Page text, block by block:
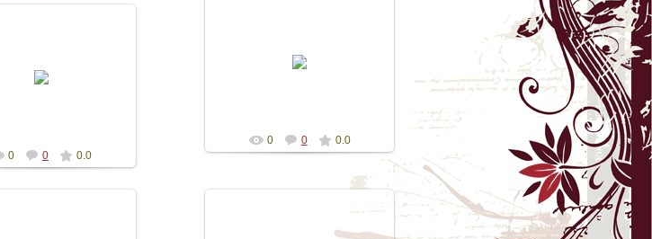
0 0 0.0
презентация альманаха Лира
Боспора выпуск 16
0 0 0.0